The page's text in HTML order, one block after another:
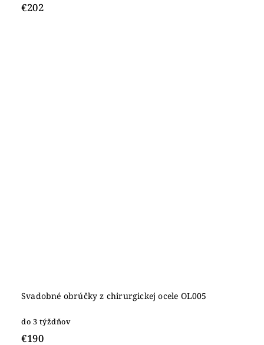
€202
Svadobné obrúčky z chirurgickej ocele OL005
do 3 týždňov
€190